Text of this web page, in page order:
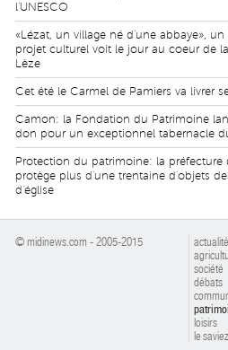
l'UNESCO
«Lézat, un village né d'une abbaye»,
projet culturel voit le jour au coeur de
Lèze
Cet été le Carmel de Pamiers va livrer
Camon: la Fondation du Patrimoine
don pour un exceptionnel tabernacle
Protection du patrimoine: la préfecture
protège plus d'une trentaine d'objets
d'église
© midinews.com - 2005-2015
société
débats
loisirs
le